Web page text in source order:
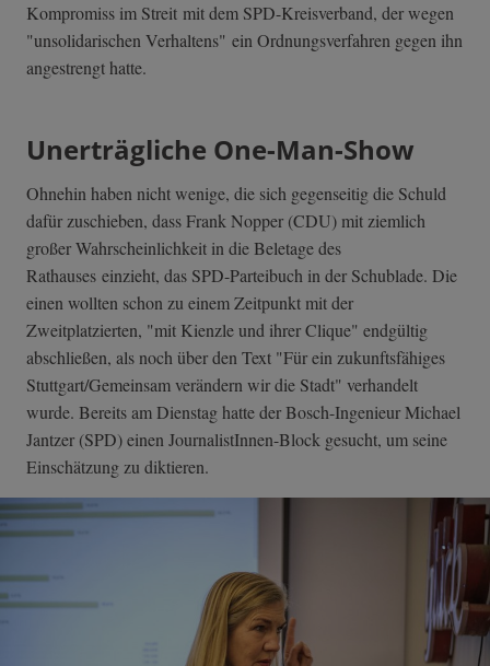
Kompromiss im Streit mit dem SPD-Kreisverband, der wegen
"unsolidarischen Verhaltens" ein Ordnungsverfahren gegen ihn
angestrengt hatte.
Unerträgliche One-Man-Show
Ohnehin haben nicht wenige, die sich gegenseitig die Schuld
dafür zuschieben, dass Frank Nopper (CDU) mit ziemlich
großer Wahrscheinlichkeit in die Beletage des
Rathauses einzieht, das SPD-Parteibuch in der Schublade. Die
einen wollten schon zu einem Zeitpunkt mit der
Zweitplatzierten, "mit Kienzle und ihrer Clique" endgültig
abschließen, als noch über den Text "Für ein zukunftsfähiges
Stuttgart/Gemeinsam verändern wir die Stadt" verhandelt
wurde. Bereits am Dienstag hatte der Bosch-Ingenieur Michael
Jantzer (SPD) einen JournalistInnen-Block gesucht, um seine
Einschätzung zu diktieren.